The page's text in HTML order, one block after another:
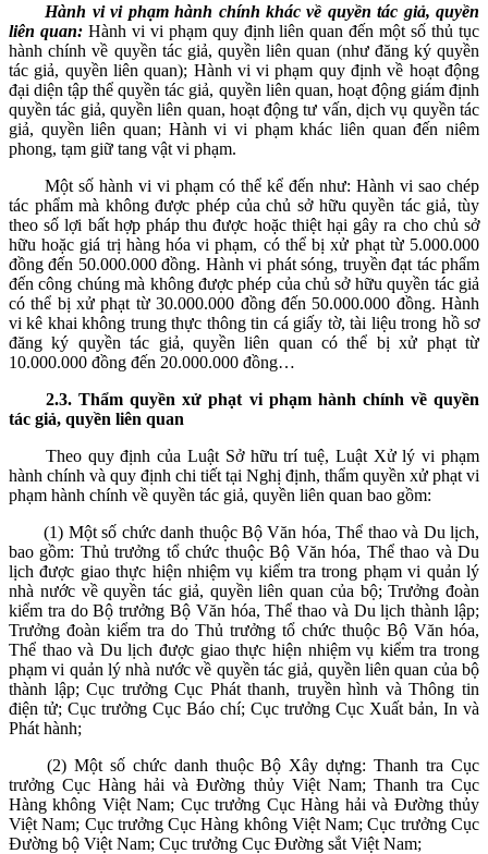
Hành vi vi phạm hành chính khác về quyền tác giả, quyền
liên quan:Hành vi vi phạm quy định liên quan đến một số thủ tục
hành chính về quyền tác giả, quyền liên quan (như đăng ký quyền
tác giả, quyền liên quan); Hành vi vi phạm quy định về hoạt động
đại diện tập thể quyền tác giả, quyền liên quan, hoạt động giám định
quyền tác giả, quyền liên quan, hoạt động tư vấn, dịch vụ quyền tác
giả, quyền liên quan; Hành vi vi phạm khác liên quan đến niêm
phong, tạm giữ tang vật vi phạm.
Một số hành vi vi phạm có thể kể đến như: Hành vi sao chép
tác phẩm mà không được phép của chủ sở hữu quyền tác giả, tùy
theo số lợi bất hợp pháp thu được hoặc thiệt hại gây ra cho chủ sở
hữu hoặc giá trị hàng hóa vi phạm, có thể bị xử phạt từ 5.000.000
đồng đến 50.000.000 đồng. Hành vi phát sóng, truyền đạt tác phẩm
đến công chúng mà không được phép của chủ sở hữu quyền tác giả
có thể bị xử phạt từ 30.000.000 đồng đến 50.000.000 đồng. Hành
vi kê khai không trung thực thông tin cá giấy tờ, tài liệu trong hồ sơ
đăng ký quyền tác giả, quyền liên quan có thể bị xử phạt từ
10.000.000 đồng đến 20.000.000 đồng…
2.3.Thẩm quyền xử phạt vi phạm hành chính về quyền
tác giả, quyền liên quan
Theo quy định của Luật Sở hữu trí tuệ, Luật Xử lý vi phạm
hành chính và quy định chi tiết tại Nghị định, thẩm quyền xử phạt vi
phạm hành chính về quyền tác giả, quyền liên quan bao gồm:
(1) Một số chức danh thuộc Bộ Văn hóa, Thể thao và Du lịch,
bao gồm: Thủ trưởng tổ chức thuộc Bộ Văn hóa, Thể thao và Du
lịch được giao thực hiện nhiệm vụ kiểm tra trong phạm vi quản lý
nhà nước về quyền tác giả, quyền liên quan của bộ; Trưởng đoàn
kiểm tra do Bộ trưởng Bộ Văn hóa, Thể thao và Du lịch thành lập;
Trưởng đoàn kiểm tra do Thủ trưởng tổ chức thuộc Bộ Văn hóa,
Thể thao và Du lịch được giao thực hiện nhiệm vụ kiểm tra trong
phạm vi quản lý nhà nước về quyền tác giả, quyền liên quan của bộ
thành lập; Cục trưởng Cục Phát thanh, truyền hình và Thông tin
điện tử; Cục trưởng Cục Báo chí; Cục trưởng Cục Xuất bản, In và
Phát hành;
(2) Một số chức danh thuộc Bộ Xây dựng: Thanh tra Cục
trưởng Cục Hàng hải và Đường thủy Việt Nam; Thanh tra Cục
Hàng không Việt Nam; Cục trưởng Cục Hàng hải và Đường thủy
Việt Nam; Cục trưởng Cục Hàng không Việt Nam; Cục trưởng Cục
Đường bộ Việt Nam; Cục trưởng Cục Đường sắt Việt Nam;